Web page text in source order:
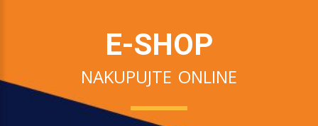
E-SHOP
NAKUPUJTE ONLINE